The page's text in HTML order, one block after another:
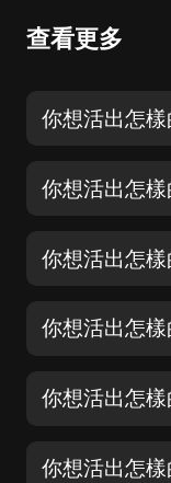
查看更多